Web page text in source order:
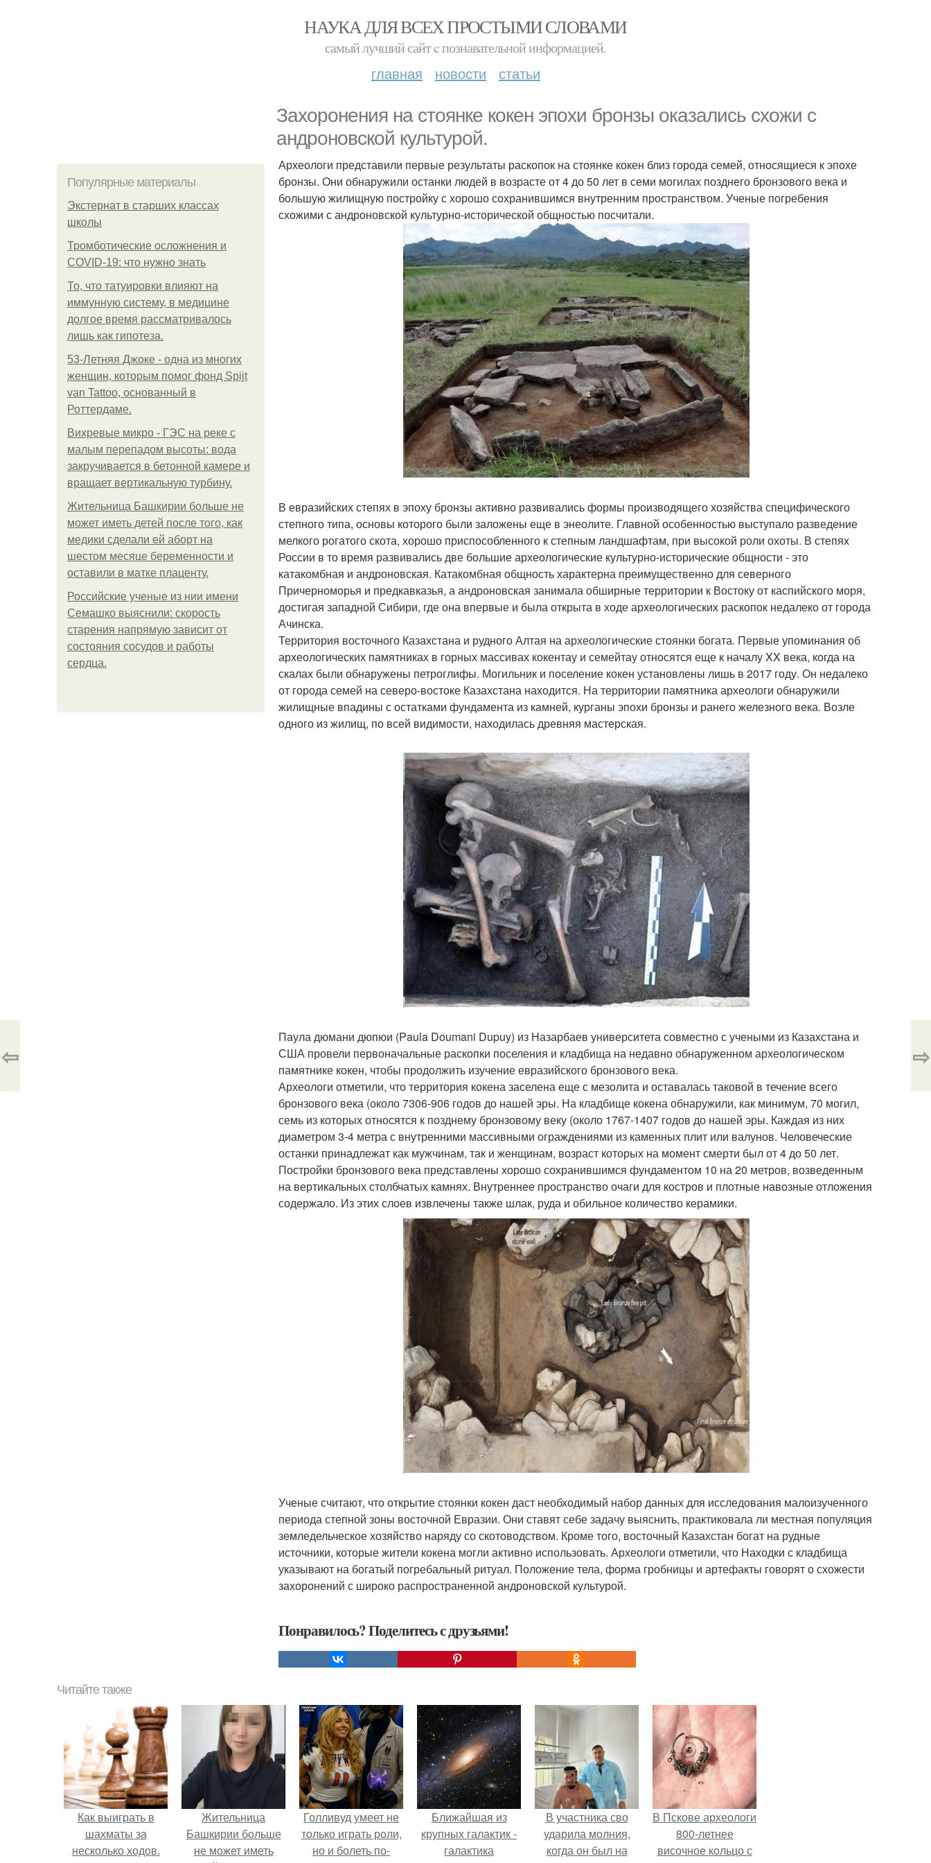
НАУКА ДЛЯ ВСЕХ ПРОСТЫМИ СЛОВАМИ
самый лучший сайт c познавательной информацией.
главная новости статьи
Захоронения на стоянке кокен эпохи бронзы оказались схожи с
андроновской культурой.
Популярные материалы
Экстернат в старших классах
школы
Тромботические осложнения и
COVID-19: что нужно знать
То, что татуировки влияют на
иммунную систему, в медицине
долгое время рассматривалось
лишь как гипотеза.
53-Летняя Джоке - одна из многих
женщин, которым помог фонд Spijt
van Tattoo, основанный в
Роттердаме.
Вихревые микро - ГЭС на реке с
малым перепадом высоты: вода
закручивается в бетонной камере и
вращает вертикальную турбину.
Жительница Башкирии больше не
может иметь детей после того, как
медики сделали ей аборт на
шестом месяце беременности и
оставили в матке плаценту.
Российские ученые из нии имени
Семашко выяснили: скорость
старения напрямую зависит от
состояния сосудов и работы
сердца.
Археологи представили первые результаты раскопок на стоянке кокен близ города семей, относящиеся к эпохе
бронзы. Они обнаружили останки людей в возрасте от 4 до 50 лет в семи могилах позднего бронзового века и
большую жилищную постройку с хорошо сохранившимся внутренним пространством. Ученые погребения
схожими с андроновской культурно-исторической общностью посчитали.
В евразийских степях в эпоху бронзы активно развивались формы производящего хозяйства специфического
степного типа, основы которого были заложены еще в энеолите. Главной особенностью выступало разведение
мелкого рогатого скота, хорошо приспособленного к степным ландшафтам, при высокой роли охоты. В степях
России в то время развивались две большие археологические культурно-исторические общности - это
катакомбная и андроновская. Катакомбная общность характерна преимущественно для северного
Причерноморья и предкавказья, а андроновская занимала обширные территории к Востоку от каспийского моря,
достигая западной Сибири, где она впервые и была открыта в ходе археологических раскопок недалеко от города
Ачинска.
Территория восточного Казахстана и рудного Алтая на археологические стоянки богата. Первые упоминания об
археологических памятниках в горных массивах кокентау и семейтау относятся еще к началу XX века, когда на
скалах были обнаружены петроглифы. Могильник и поселение кокен установлены лишь в 2017 году. Он недалеко
от города семей на северо-востоке Казахстана находится. На территории памятника археологи обнаружили
жилищные впадины с остатками фундамента из камней, курганы эпохи бронзы и ранего железного века. Возле
одного из жилищ, по всей видимости, находилась древняя мастерская.
Паула дюмани дюпюи (Paula Doumani Dupuy) из Назарбаев университета совместно с учеными из Казахстана и
США провели первоначальные раскопки поселения и кладбища на недавно обнаруженном археологическом
памятнике кокен, чтобы продолжить изучение евразийского бронзового века.
Археологи отметили, что территория кокена заселена еще с мезолита и оставалась таковой в течение всего
бронзового века (около 7306-906 годов до нашей эры. На кладбище кокена обнаружили, как минимум, 70 могил,
семь из которых относятся к позднему бронзовому веку (около 1767-1407 годов до нашей эры. Каждая из них
диаметром 3-4 метра с внутренними массивными ограждениями из каменных плит или валунов. Человеческие
останки принадлежат как мужчинам, так и женщинам, возраст которых на момент смерти был от 4 до 50 лет.
Постройки бронзового века представлены хорошо сохранившимся фундаментом 10 на 20 метров, возведенным
на вертикальных столбчатых камнях. Внутреннее пространство очаги для костров и плотные навозные отложения
содержало. Из этих слоев извлечены также шлак, руда и обильное количество керамики.
Ученые считают, что открытие стоянки кокен даст необходимый набор данных для исследования малоизученного
периода степной зоны восточной Евразии. Они ставят себе задачу выяснить, практиковала ли местная популяция
земледельческое хозяйство наряду со скотоводством. Кроме того, восточный Казахстан богат на рудные
источники, которые жители кокена могли активно использовать. Археологи отметили, что Находки с кладбища
указывают на богатый погребальный ритуал. Положение тела, форма гробницы и артефакты говорят о схожести
захоронений с широко распространенной андроновской культурой.
Понравилось? Поделитесь с друзьями!
⇦ ⇨
Читайте также
Как выиграть в
шахматы за
несколько ходов.
Жительница
Башкирии больше
не может иметь
Голливуд умеет не
только играть роли,
но и болеть по-
Ближайшая из
крупных галактик -
галактика
В участника сво
ударила молния,
когда он был на
В Пскове археологи
800-летнее
височное кольцо с